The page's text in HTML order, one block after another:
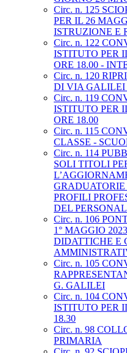
Circ. n. 125
PER IL 26
ISTRUZIONE E
Circ. n. 122
ISTITUTO PER
ORE 18.00 -
Circ. n. 120
DI VIA GALILEI
Circ. n. 119
ISTITUTO PER
ORE 18.00
Circ. n. 115
CLASSE -
Circ. n. 114
SOLI TITOLI
PROFILI
DEL
Circ. n. 106
1° MAGGIO
DIDATTICHE E
Circ. n. 105
G. GALILEI
Circ. n. 104
ISTITUTO PER
18.30
Circ. n. 98
PRIMARIA